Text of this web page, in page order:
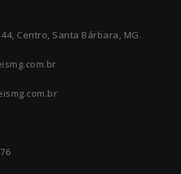
Centro, Santa Bárbara, MG.